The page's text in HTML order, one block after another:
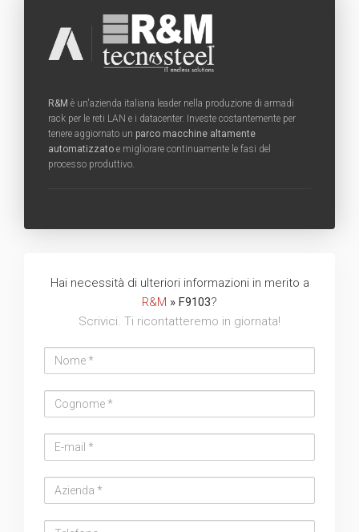
R&M è un'azienda italiana leader nella produzione di armadi
rack per le reti LAN e i datacenter. Investe costantemente per
tenere aggiornato un parco macchine altamente
automatizzato e migliorare continuamente le fasi del
processo produttivo.
Hai necessità di ulteriori informazioni in merito a
R&M » F9103?
Scrivici. Ti ricontatteremo in giornata!
address